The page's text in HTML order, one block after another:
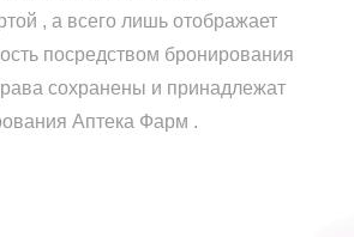
, а всего лишь отображает
посредством бронирования
сохранены и принадлежат
Аптека Фарм .